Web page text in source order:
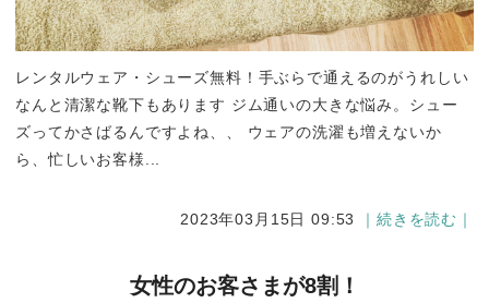
レンタルウェア・シューズ無料！手ぶらで通えるのがうれしい
なんと清潔な靴下もあります ジム通いの大きな悩み。シュー
ズってかさばるんですよね、、 ウェアの洗濯も増えないか
ら、忙しいお客様...
2023年03月15日 09:53 ｜続きを読む｜
女性のお客さまが8割！